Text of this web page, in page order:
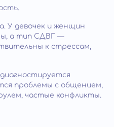
У девочек и женщин
а тип СДВГ —
к стрессам,
проблемы с общением,
частые конфликты.